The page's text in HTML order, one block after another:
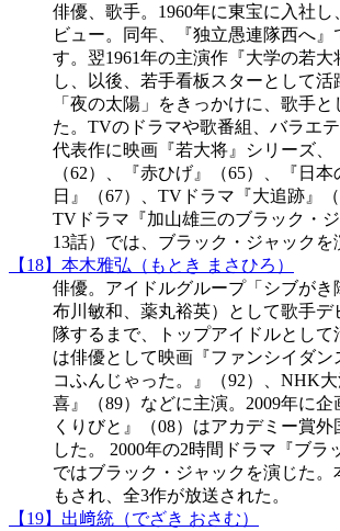
俳優、歌手。1960年に東宝に入社
ビュー。同年、『独立愚連隊西へ』
す。翌1961年の主演作『大学の若大
し、以後、若手看板スターとして活
「夜の太陽」をきっかけに、歌手
た。TVのドラマや歌番組、バラエテ
代表作に映画『若大将』シリーズ、
（62）、『赤ひげ』（65）、『日
日』（67）、TVドラマ『大追跡』（
TVドラマ『加山雄三のブラック・
13話）では、ブラック・ジャックを
【18】本木雅弘（もとき まさひろ）
俳優。アイドルグループ「シブがき
布川敏和、薬丸裕英）として歌手デ
隊するまで、トップアイドルとして
は俳優として映画『ファンシイダン
コふんじゃった。』（92）、NHK
喜』（89）などに主演。2009年に
くりびと』（08）はアカデミー賞
した。 2000年の2時間ドラマ『ブラ
ではブラック・ジャックを演じた。
もされ、全3作が放送された。
【19】出﨑統（でざき おさむ）